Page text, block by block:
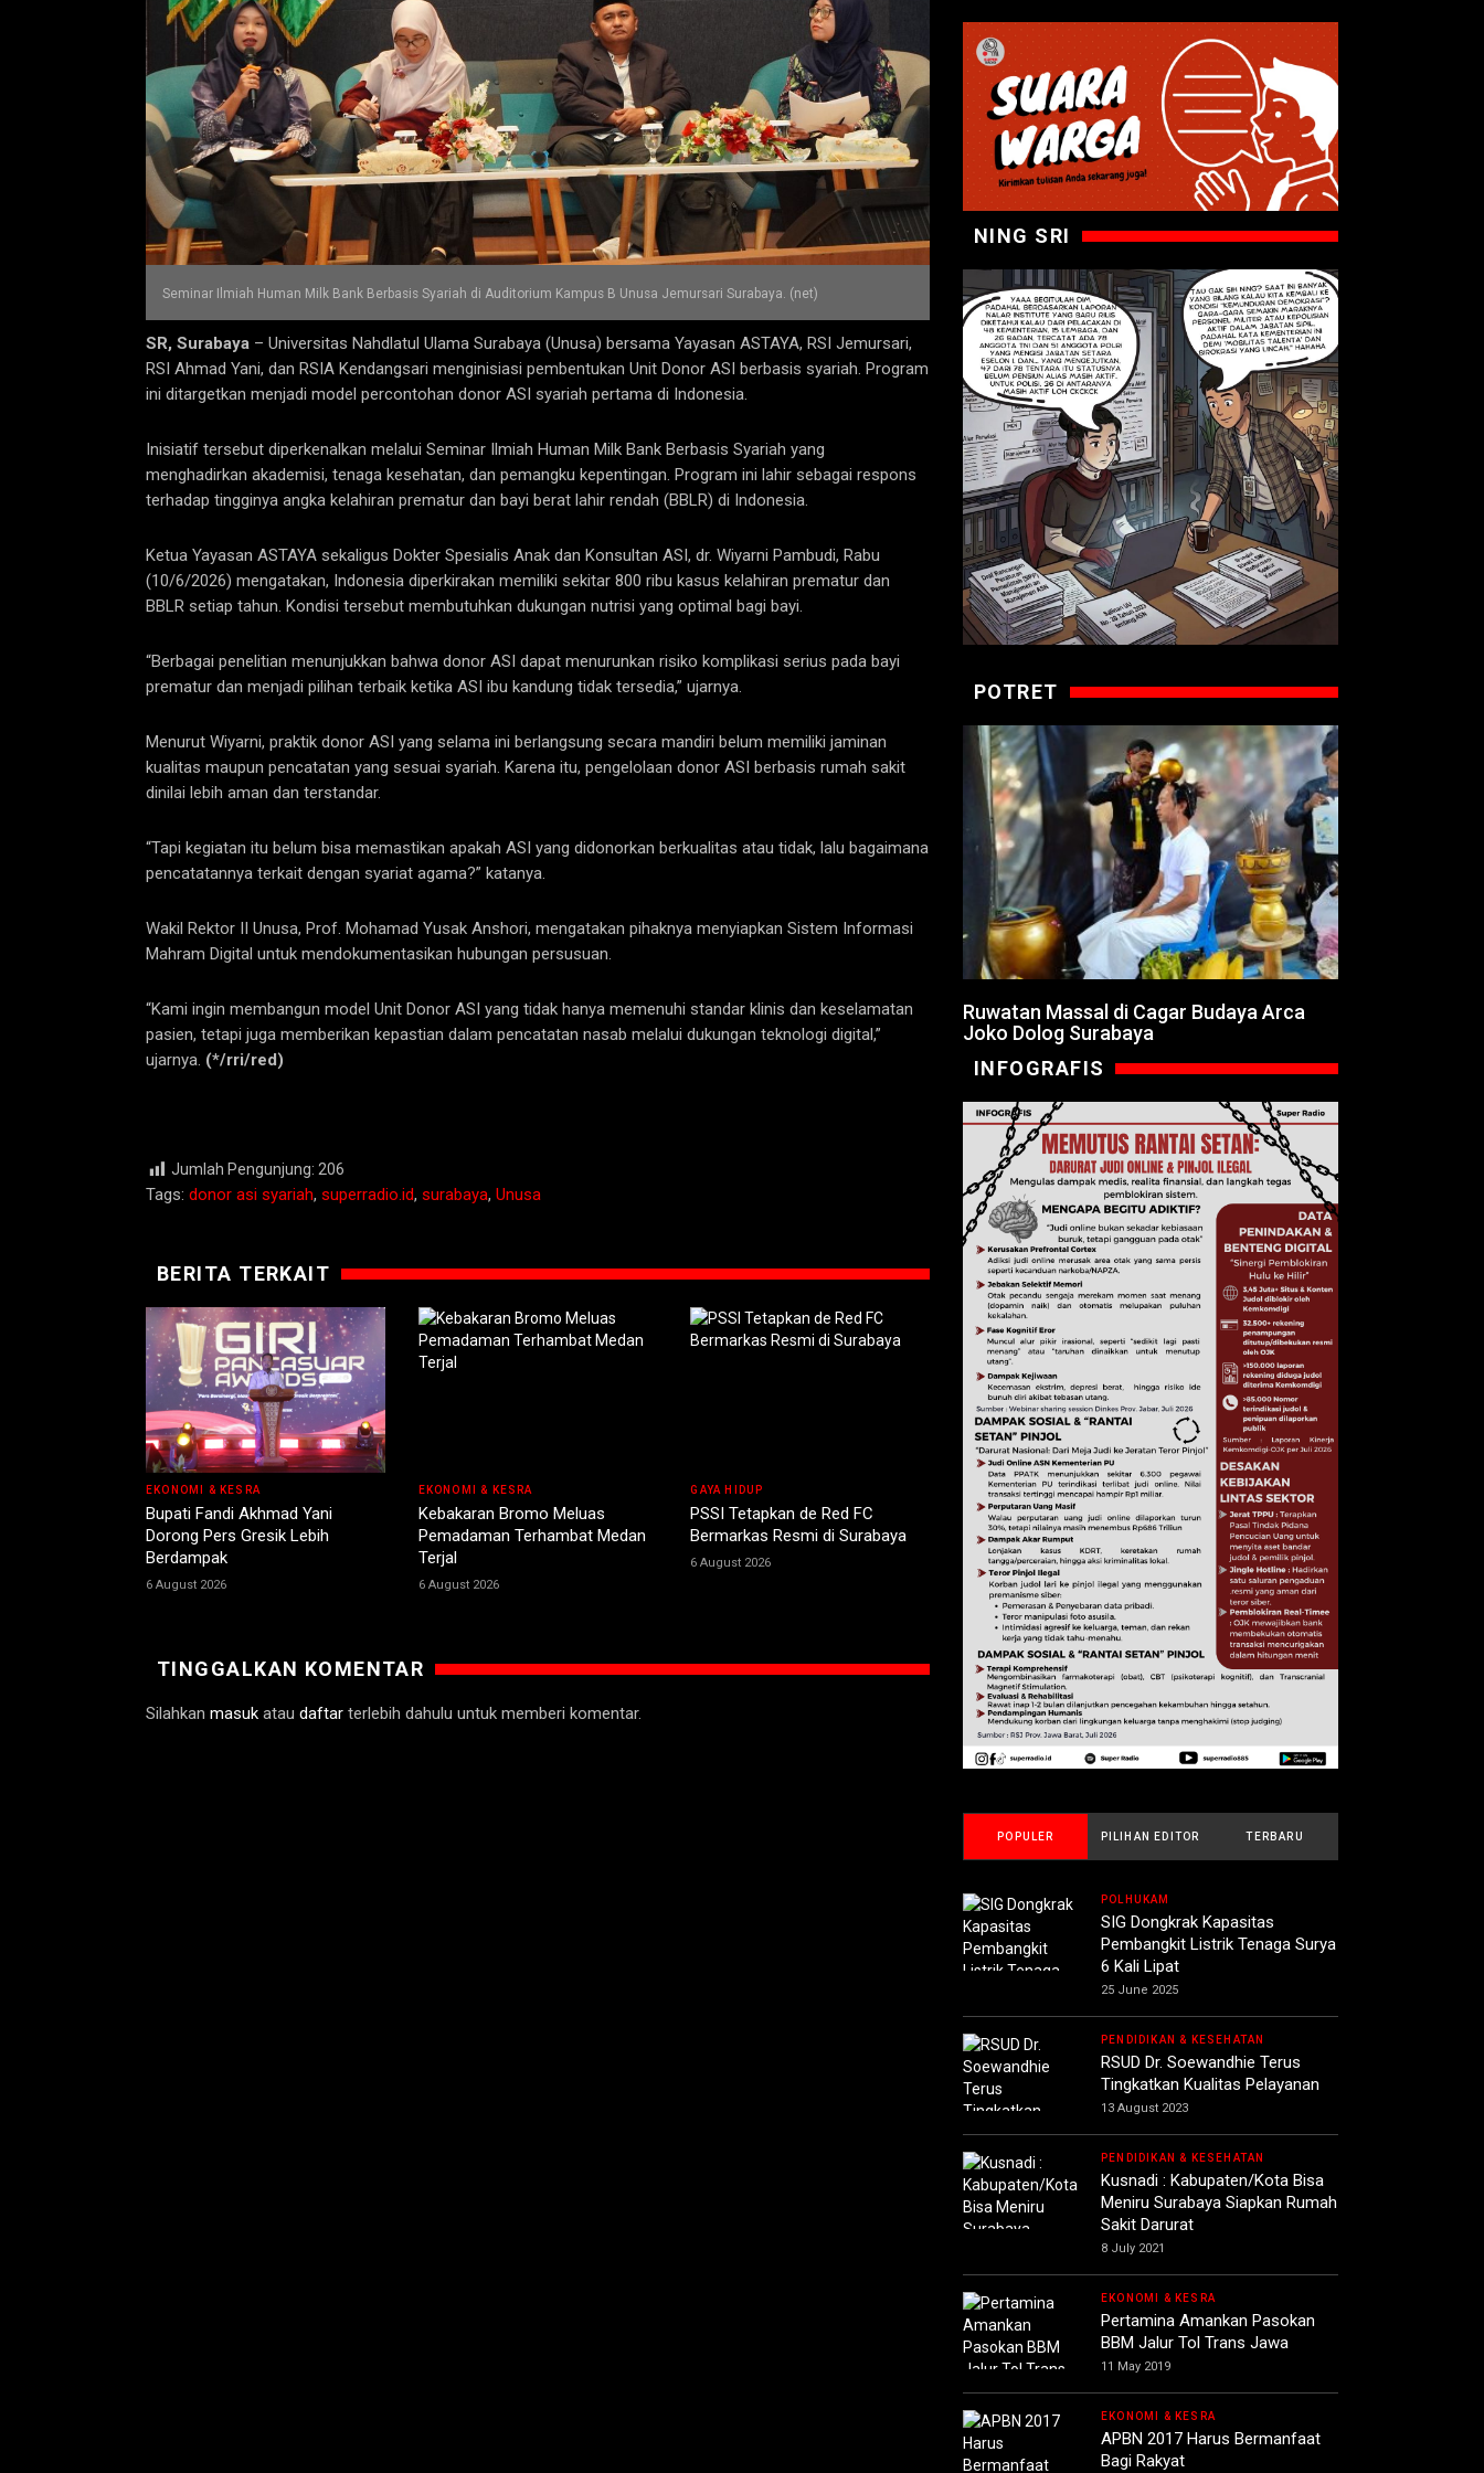
Seminar Ilmiah Human Milk Bank Berbasis Syariah di Auditorium Kampus B Unusa Jemursari Surabaya. (net)
SR, Surabaya – Universitas Nahdlatul Ulama Surabaya (Unusa) bersama Yayasan ASTAYA, RSI Jemursari,
RSI Ahmad Yani, dan RSIA Kendangsari menginisiasi pembentukan Unit Donor ASI berbasis syariah. Program
ini ditargetkan menjadi model percontohan donor ASI syariah pertama di Indonesia.
Inisiatif tersebut diperkenalkan melalui Seminar Ilmiah Human Milk Bank Berbasis Syariah yang
menghadirkan akademisi, tenaga kesehatan, dan pemangku kepentingan. Program ini lahir sebagai respons
terhadap tingginya angka kelahiran prematur dan bayi berat lahir rendah (BBLR) di Indonesia.
Ketua Yayasan ASTAYA sekaligus Dokter Spesialis Anak dan Konsultan ASI, dr. Wiyarni Pambudi, Rabu
(10/6/2026) mengatakan, Indonesia diperkirakan memiliki sekitar 800 ribu kasus kelahiran prematur dan
BBLR setiap tahun. Kondisi tersebut membutuhkan dukungan nutrisi yang optimal bagi bayi.
“Berbagai penelitian menunjukkan bahwa donor ASI dapat menurunkan risiko komplikasi serius pada bayi
prematur dan menjadi pilihan terbaik ketika ASI ibu kandung tidak tersedia,” ujarnya.
Menurut Wiyarni, praktik donor ASI yang selama ini berlangsung secara mandiri belum memiliki jaminan
kualitas maupun pencatatan yang sesuai syariah. Karena itu, pengelolaan donor ASI berbasis rumah sakit
dinilai lebih aman dan terstandar.
“Tapi kegiatan itu belum bisa memastikan apakah ASI yang didonorkan berkualitas atau tidak, lalu bagaimana
pencatatannya terkait dengan syariat agama?” katanya.
Wakil Rektor II Unusa, Prof. Mohamad Yusak Anshori, mengatakan pihaknya menyiapkan Sistem Informasi
Mahram Digital untuk mendokumentasikan hubungan persusuan.
“Kami ingin membangun model Unit Donor ASI yang tidak hanya memenuhi standar klinis dan keselamatan
pasien, tetapi juga memberikan kepastian dalam pencatatan nasab melalui dukungan teknologi digital,”
ujarnya. (*/rri/red)
Jumlah Pengunjung: 206
Tags: donor asi syariah, superradio.id, surabaya, Unusa
BERITA TERKAIT
EKONOMI & KESRA
Bupati Fandi Akhmad Yani
Dorong Pers Gresik Lebih
Berdampak
6 August 2026
EKONOMI & KESRA
Kebakaran Bromo Meluas
Pemadaman Terhambat Medan
Terjal
6 August 2026
GAYA HIDUP
PSSI Tetapkan de Red FC
Bermarkas Resmi di Surabaya
6 August 2026
TINGGALKAN KOMENTAR
Silahkan masuk atau daftar terlebih dahulu untuk memberi komentar.
NING SRI
POTRET
Ruwatan Massal di Cagar Budaya Arca
Joko Dolog Surabaya
INFOGRAFIS
POPULER PILIHAN EDITOR TERBARU
POLHUKAM
SIG Dongkrak Kapasitas
Pembangkit Listrik Tenaga Surya
6 Kali Lipat
25 June 2025
PENDIDIKAN & KESEHATAN
RSUD Dr. Soewandhie Terus
Tingkatkan Kualitas Pelayanan
13 August 2023
PENDIDIKAN & KESEHATAN
Kusnadi : Kabupaten/Kota Bisa
Meniru Surabaya Siapkan Rumah
Sakit Darurat
8 July 2021
EKONOMI & KESRA
Pertamina Amankan Pasokan
BBM Jalur Tol Trans Jawa
11 May 2019
EKONOMI & KESRA
APBN 2017 Harus Bermanfaat
Bagi Rakyat